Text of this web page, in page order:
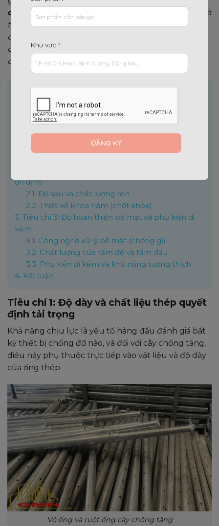
chất lượng cao
là cực kỳ quan trọng đối với mọi nhà
thầu. Bài viết này sẽ đi sâu vào ba tiêu chí kỹ thuật
cốt lõi giúp bạn nhận biết và lựa chọn được những
cây chống tăng tốt nhất, đảm bảo an toàn tuyệt đối
cho dự án của mình.
Tiêu chí 1: Độ dày và chất liệu thép quyết định tải
trọng
1.1.Phân tích độ dày ống thép
Chất liệu thép và mác thép sử dụng
ổn định
2.1. Độ sâu và chất lượng ren
2.2. Thiết kế khóa hãm (chốt khóa)
3. Tiêu chí 3: Độ hoàn thiện bề mặt và phụ kiện đi
kèm
3.1. Công nghệ xử lý bề mặt (chống gỉ)
3.2. Chất lượng của tấm đế và tấm đầu
3.3. Phụ kiện đi kèm và khả năng tương thích
4. Kết luận
Tiêu chí 1: Độ dày và chất liệu thép quyết
định tải trọng
Khả năng chịu lực là yếu tố hàng đầu đánh giá bất
kỳ thiết bị chống đỡ nào, và đối với cây chống tăng,
điều này phụ thuộc trực tiếp vào vật liệu và độ dày
của ống thép.
Vỏ ống và ruột ống cây chống tăng
Khu vực *